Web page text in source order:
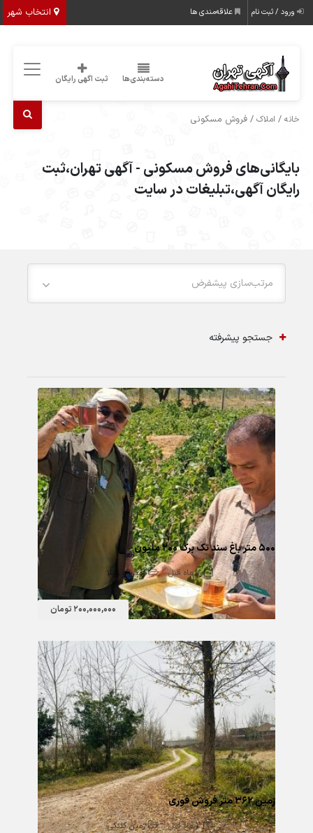
انتخاب شهر ورود / ثبت نام علاقه‌مندی ها
دسته‌بندی‌ها ثبت اگهی رایگان
خانه / املاک / فروش مسکونی
بایگانی‌های فروش مسکونی - آگهی تهران،ثبت
رایگان آگهی،تبلیغات در سایت
مرتب‌سازی پیشفرض
جستجو پیشرفته
200,000,000 تومان
۵۰۰ متر باغ سند تک برگ ۲۰۰ ملیون
7 ماه قبل زمین و ویلا
زمین ۳۶۲ متر فروش فوری
2 ماه قبل زمین کلنگی